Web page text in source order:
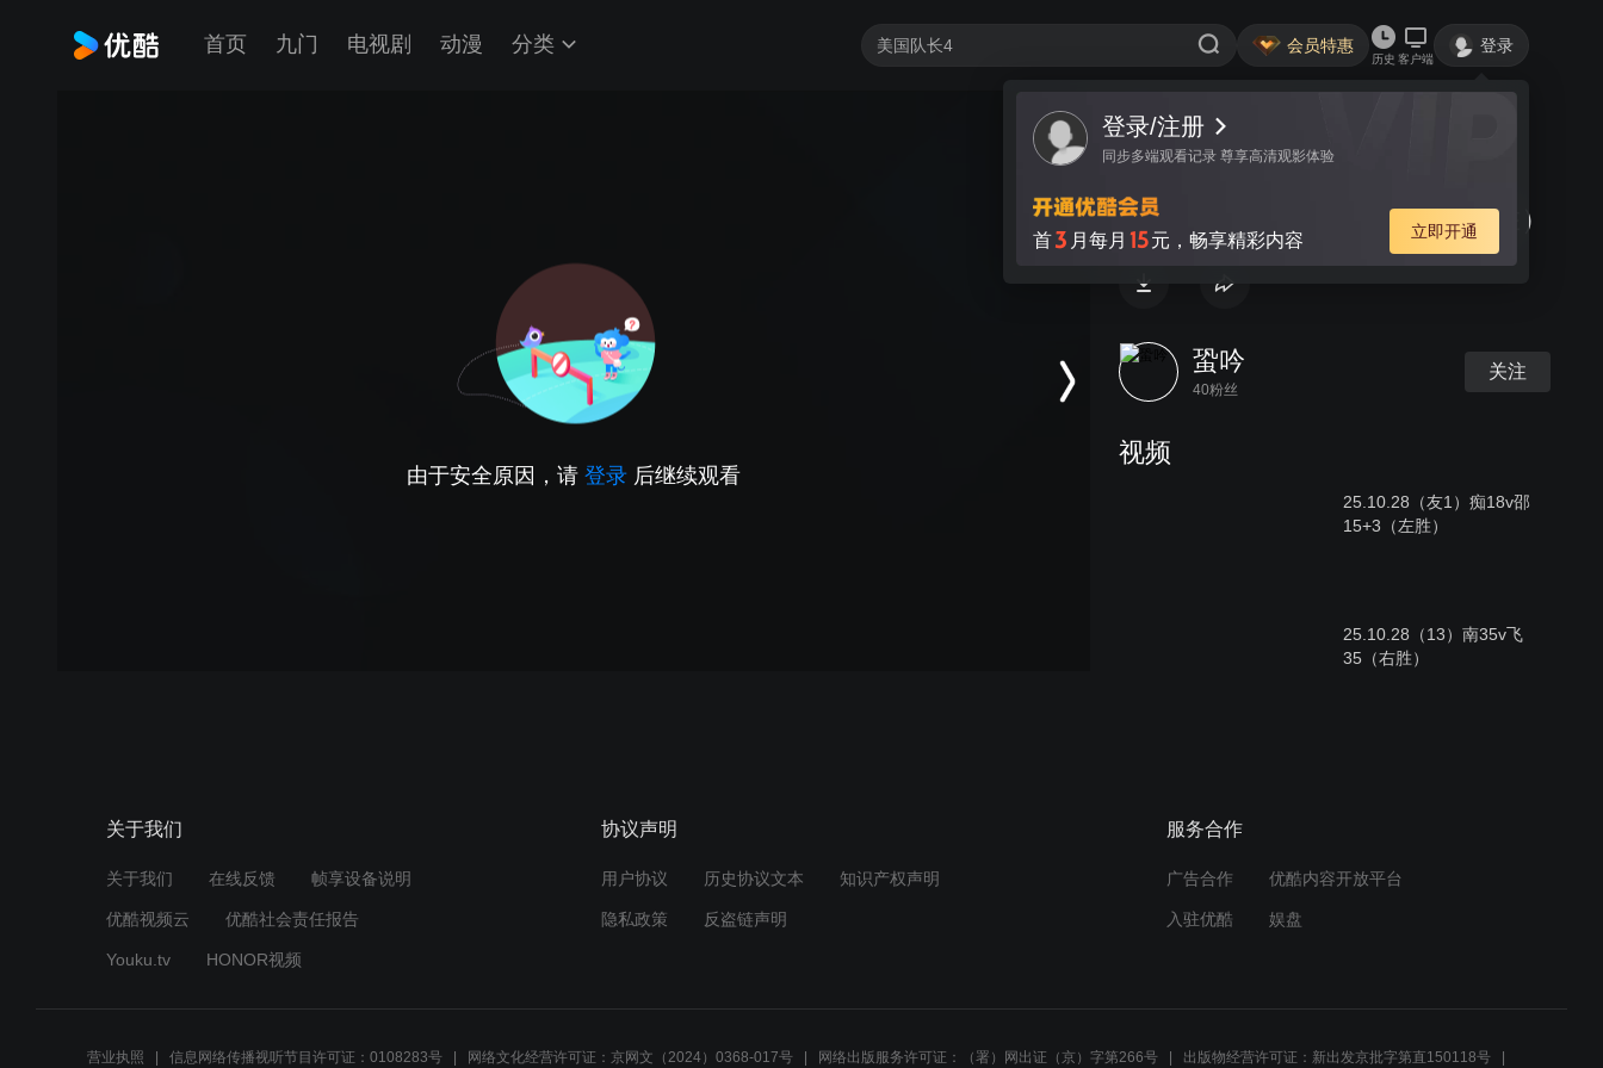
首页 九门 电视剧 动漫 分类 会员特惠
历史 客户端
登录
登录/注册
同步多端观看记录 尊享高清观影体验
首3 月每月 15元，畅享精彩内容 立即开通
由于安全原因，请 登录 后继续观看
视频 讨论
24.9.25（14）白43v南43（左胜）
蛩吟
40粉丝
关注
视频
25.10.28（友1）痴18v邵
15+3（左胜）
25.10.28（13）南35v飞
35（右胜）
33（右胜）
关于我们
关于我们 在线反馈 帧享设备说明
优酷视频云 优酷社会责任报告
Youku.tv HONOR视频
协议声明
用户协议 历史协议文本 知识产权声明
隐私政策 反盗链声明
服务合作
广告合作 优酷内容开放平台
入驻优酷 娱盘
营业执照 信息网络传播视听节目许可证：0108283号 网络文化经营许可证：京网文（2024）0368-017号 网络出版服务许可证：（署）网出证（京）字第266号 出版物经营许可证：新出发京批字第直150118号